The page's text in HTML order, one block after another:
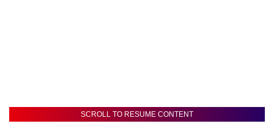
SCROLL TO RESUME CONTENT